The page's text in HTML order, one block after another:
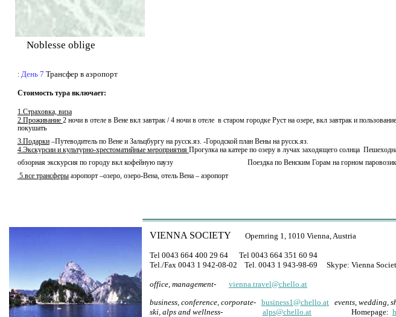
Noblesse oblige
: День 7 Трансфер в аэропорт
Стоимость тура включает:
1.Страховка, виза
2.Проживание 2 ночи в отеле в Вене вкл завтрак / 4 ночи в отеле в старом городке Руст на озере, вкл завтрак и
покушать
3.Подарки–Путеводитель по Вене и Зальцбургу на русск.яз. -Городской план Вены на русск.яз.
4.Экскурсии и культурно-хрестоматийные мероприятия Прогулка на катере по озеру в лучах заходящего солнца
обзорная экскурсия по городу вкл кофейную паузу Поездка по Венским Горам на горном
5.все трансферыаэропорт –озеро, озеро-Вена, отель Вена – аэропорт
VIENNA SOCIETY Opernring 1, 1010 Vienna, Austria
Tel 0043 664 400 29 64 Tel 0043 664 351 60 94
Tel ./Fax 0043 1 942-08-02 Tel. 0043 1 943-98-69 Skype: Vienna
office, management-
vienna.travel@chello.at
business, conference, corporate- business1@chello.at events, wedding,
ski, alps and wellness-
alps@chello.at Homepage: